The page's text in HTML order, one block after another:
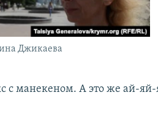
Джикаева
с манекеном. А это же ай-